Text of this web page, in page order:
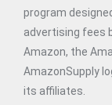
program
advertising fees
Amazon, the
AmazonSupply
its affiliates.